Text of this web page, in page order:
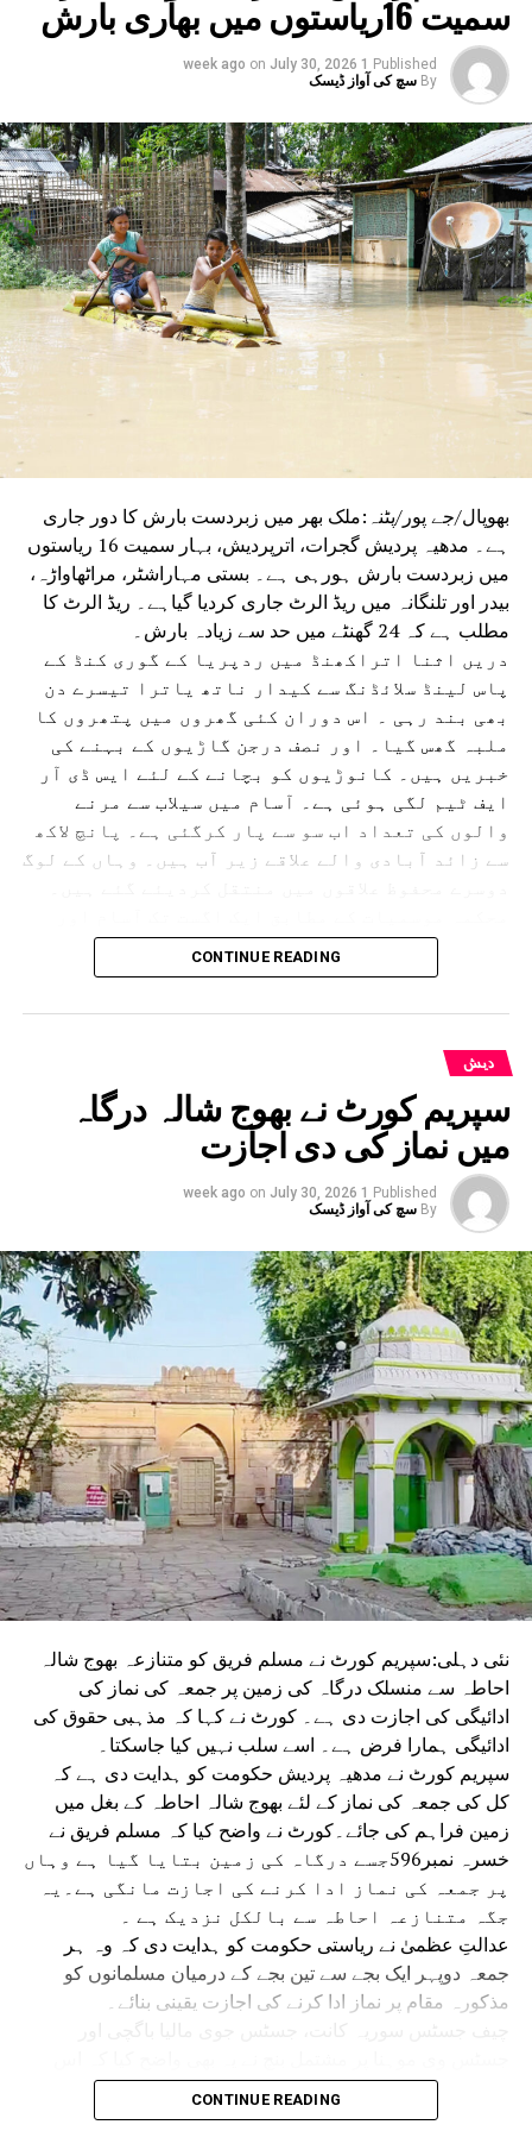
اس موقع پر راہل گاندھی نے کہا کہ اے آئی آپ کے
ڈاٹا کے دم پر بنتا ہے ،بیسویں صدی میں پٹرول
طاقت تھا۔ لیکن اکیسویں صدی میں اے آئی طاقت ہے۔
یہ ڈاٹا آپ کا اور ملک کا ہے۔
سمیت 16ریاستوں میں بھاری بارش
Published
1 week ago
on July 30, 2026
By سچ کی آواز ڈیسک
بھوپال/جے پور/پٹنہ:ملک بھر میں زبردست بارش کا دور جاری
ہے۔ مدھیہ پردیش گجرات، اترپردیش، بہار سمیت 16 ریاستوں
میں زبردست بارش ہورہی ہے۔ بستی مہاراشٹر، مراٹھاواڑہ،
بیدر اور تلنگانہ میں ریڈ الرٹ جاری کردیا گیاہے۔ ریڈ الرٹ کا
مطلب ہے کہ 24 گھنٹے میں حد سے زیادہ بارش۔
دریں اثنا اتراکھنڈ میں ردپریا کے گوری کنڈ کے
پاس لینڈ سلائڈنگ سے کیدار ناتھ یاترا تیسرے دن
بھی بند رہی ۔ اس دوران کئی گھروں میں پتھروں کا
ملبہ گھس گیا۔ اور نصف درجن گاڑیوں کے بہنے کی
خبریں ہیں۔ کانوڑیوں کو بچانے کے لئے ایس ڈی آر
ایف ٹیم لگی ہوئی ہے۔ آسام میں سیلاب سے مرنے
والوں کی تعداد اب سو سے پار کرگئی ہے۔ پانچ لاکھ
سے زائد آبادی والے علاقے زیر آب ہیں۔ وہاں کے لوگ
دوسری ریاستوں میں بھاری بارش اور بجلی گرنے کے
امکانات ہیں۔آسام میں تنسکویا، بھیما جی ،
گجرات میں دو دنوں کی بارش نے عام زندگی مفلوج کردی ہے
یہاں بھی ہائی الرٹ جاری کردیا گیا ہے۔ مدھیہ پردیش میں
بھی بارش کا الرٹ جاری کیا گیا ہے۔ وہاں کے 17 اضلع
متاثر ہیں۔ یوپی ، بہار کے کئی اضلاع میں بھی
انتظامیہ الرٹ ہے۔
CONTINUE READING
دیش
سپریم کورٹ نے بھوج شالہ درگاہ
میں نماز کی دی اجازت
Published
1 week ago
on July 30, 2026
By سچ کی آواز ڈیسک
نئی دہلی:سپریم کورٹ نے مسلم فریق کو متنازعہ بھوج شالہ
احاطہ سے منسلک درگاہ کی زمین پر جمعہ کی نماز کی
ادائیگی کی اجازت دی ہے۔ کورٹ نے کہا کہ مذہبی حقوق کی
ادائیگی ہمارا فرض ہے۔ اسے سلب نہیں کیا جاسکتا۔
سپریم کورٹ نے مدھیہ پردیش حکومت کو ہدایت دی ہے کہ
کل کی جمعہ کی نماز کے لئے بھوج شالہ احاطہ کے بغل میں
زمین فراہم کی جائے۔کورٹ نے واضح کیا کہ مسلم فریق نے
خسرہ نمبر596جسے درگاہ کی زمین بتایا گیا ہے وہاں
پر جمعہ کی نماز ادا کرنے کی اجازت مانگی ہے۔یہ
جگہ متنازعہ احاطہ سے بالکل نزدیک ہے ۔
عدالتِ عظمیٰ نے ریاستی حکومت کو ہدایت دی کہ وہ ہر
جمعہ دوپہر ایک بجے سے تین بجے کے درمیان مسلمانوں کو
مذکورہ مقام پر نماز ادا کرنے کی اجازت یقینی بنائے۔
حکم سے ریاستی حکومت اور مسلم فریق باہمی رضامندی سے
جمعہ کی نماز کے لیے کسی متبادل مقام پر غور کرنے سے
CONTINUE READING